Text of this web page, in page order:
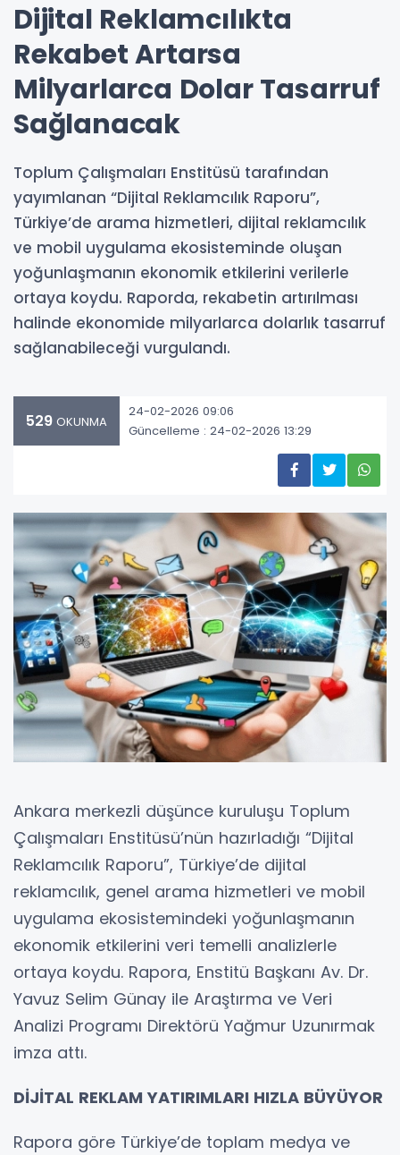
Dijital Reklamcılıkta
Rekabet Artarsa
Milyarlarca Dolar Tasarruf
Sağlanacak
Toplum Çalışmaları Enstitüsü tarafından
yayımlanan “Dijital Reklamcılık Raporu”,
Türkiye’de arama hizmetleri, dijital reklamcılık
ve mobil uygulama ekosisteminde oluşan
yoğunlaşmanın ekonomik etkilerini verilerle
ortaya koydu. Raporda, rekabetin artırılması
halinde ekonomide milyarlarca dolarlık tasarruf
sağlanabileceği vurgulandı.
529 OKUNMA
24-02-2026 09:06
Güncelleme : 24-02-2026 13:29
Ankara merkezli düşünce kuruluşu Toplum
Çalışmaları Enstitüsü’nün hazırladığı “Dijital
Reklamcılık Raporu”, Türkiye’de dijital
reklamcılık, genel arama hizmetleri ve mobil
uygulama ekosistemindeki yoğunlaşmanın
ekonomik etkilerini veri temelli analizlerle
ortaya koydu. Rapora, Enstitü Başkanı Av. Dr.
Yavuz Selim Günay ile Araştırma ve Veri
Analizi Programı Direktörü Yağmur Uzunırmak
imza attı.
DİJİTAL REKLAM YATIRIMLARI HIZLA BÜYÜYOR
Rapora göre Türkiye’de toplam medya ve